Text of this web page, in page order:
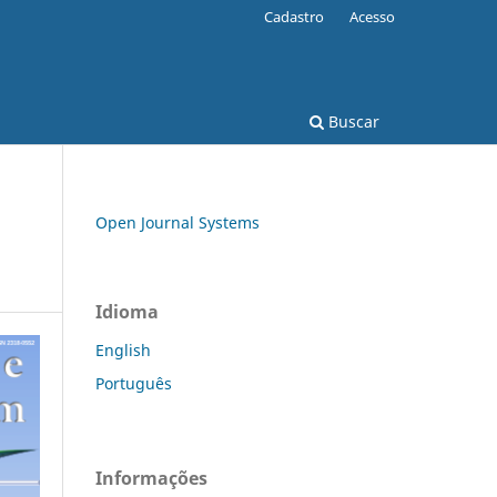
Buscar
Cadastro Acesso
Open Journal Systems
Idioma
English
Português
Informações